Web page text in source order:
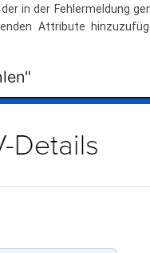
in der Fehlermeldung
Attribute